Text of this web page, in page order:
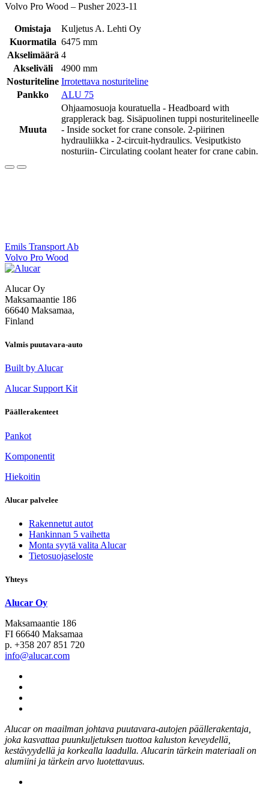
Volvo Pro Wood – Pusher 2023-11
Omistaja
Kuljetus A. Lehti Oy
Kuormatila 6475 mm
Akselimäärä 4
Akseliväli
4900 mm
Nosturiteline Irrotettava nosturiteline
Pankko
ALU 75
Muuta
Ohjaamosuoja kouratuella - Headboard with
grapplerack bag. Sisäpuolinen tuppi nosturitelineelle
- Inside socket for crane console. 2-piirinen
hydrauliikka - 2-circuit-hydraulics. Vesiputkisto
nosturiin- Circulating coolant heater for crane cabin.
Artikkelien
selaus
Emils Transport Ab
Volvo Pro Wood
Alucar Oy
Maksamaantie 186
66640 Maksamaa,
Finland
Valmis puutavara-auto
Built by Alucar
Alucar Support Kit
Päällerakenteet
Pankot
Komponentit
Hiekoitin
Alucar palvelee
Rakennetut autot
Hankinnan 5 vaihetta
Monta syytä valita Alucar
Tietosuojaseloste
Yhteys
Alucar Oy
Maksamaantie 186
FI 66640 Maksamaa
p. +358 207 851 720
info@alucar.com
Alucar on maailman johtava puutavara-autojen päällerakentaja,
joka kasvattaa puunkuljetuksen tuottoa kaluston keveydellä,
kestävyydellä ja korkealla laadulla. Alucarin tärkein materiaali on
alumiini ja tärkein arvo luotettavuus.